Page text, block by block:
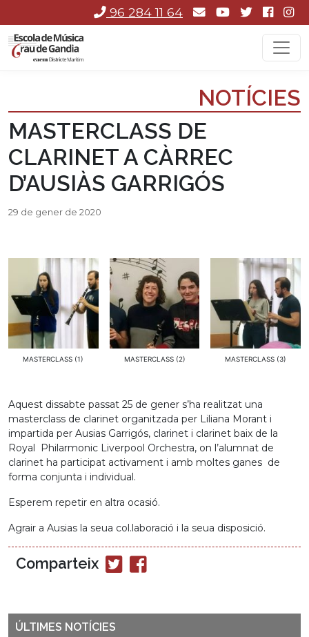
96 284 11 64
NOTÍCIES
MASTERCLASS DE
CLARINET A CÀRREC
D’AUSIÀS GARRIGÓS
29 de gener de 2020
MASTERCLASS (1) MASTERCLASS (2) MASTERCLASS (3)
Aquest dissabte passat 25 de gener s’ha realitzat una
masterclass de clarinet organitzada per Liliana Morant i
impartida per Ausias Garrigós, clarinet i clarinet baix de la
Royal Philarmonic Liverpool Orchestra, on l’alumnat de
clarinet ha participat activament i amb moltes ganes de
forma conjunta i individual.
Esperem repetir en altra ocasió.
Agrair a Ausias la seua col.laboració i la seua disposició.
Comparteix
Compartir
en
Compartir
en
ÚLTIMES NOTÍCIES